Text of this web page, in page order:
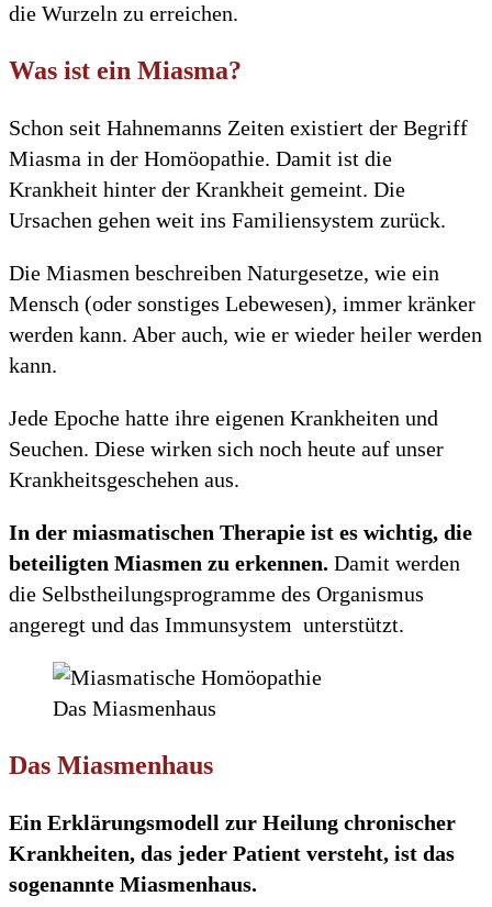
die Wurzeln zu erreichen.
Was ist ein Miasma?
Schon seit Hahnemanns Zeiten existiert der Begriff
Miasma in der Homöopathie. Damit ist die
Krankheit hinter der Krankheit gemeint. Die
Ursachen gehen weit ins Familiensystem zurück.
Die Miasmen beschreiben Naturgesetze, wie ein
Mensch (oder sonstiges Lebewesen), immer kränker
werden kann. Aber auch, wie er wieder heiler werden
kann.
Jede Epoche hatte ihre eigenen Krankheiten und
Seuchen. Diese wirken sich noch heute auf unser
Krankheitsgeschehen aus.
In der miasmatischen Therapie ist es wichtig, die
beteiligten Miasmen zu erkennen. Damit werden
die Selbstheilungsprogramme des Organismus
angeregt und das Immunsystem unterstützt.
Das Miasmenhaus
Das Miasmenhaus
Ein Erklärungsmodell zur Heilung chronischer
Krankheiten, das jeder Patient versteht, ist das
sogenannte Miasmenhaus.